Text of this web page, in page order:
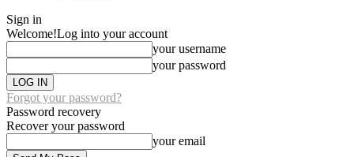
Sign in
Welcome!Log into your account
your username
your password
Forgot your password?
Password recovery
Recover your password
your email